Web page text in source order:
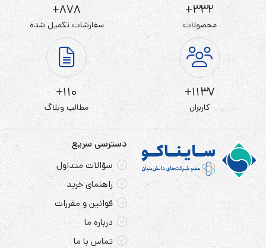
332+
محصولات
878+
سفارشات تکمیل شده
1137+
کاربران
110+
مطالب وبلاگ
دسترسی سریع
سؤالات متداول
راهنمای خرید
قوانین و مقررات
درباره ما
تماس با ما